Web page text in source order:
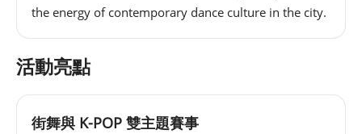
EN
Instagram
the energy of contemporary dance culture in the city.
活動亮點
街舞與 K-POP 雙主題賽事